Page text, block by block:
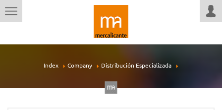
Index Company Distribución Especializada